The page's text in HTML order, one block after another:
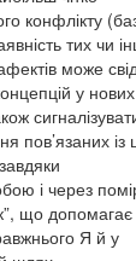
конфлікту
тих чи
може
у нових
пов’язаних із
і через
що допомагає
Я й у